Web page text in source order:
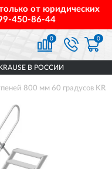
от юридических
450-86-44
0 0
В РОССИИ
800 мм 60 градусов